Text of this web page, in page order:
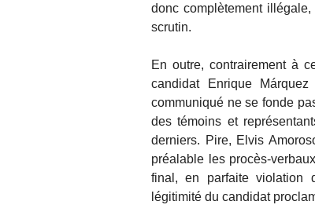
donc complètement
scrutin.
En outre, contrairement à
candidat Enrique
communiqué ne se fonde
des témoins et
derniers. Pire, Elvis
préalable les procès-
final, en parfaite violation
légitimité du candidat